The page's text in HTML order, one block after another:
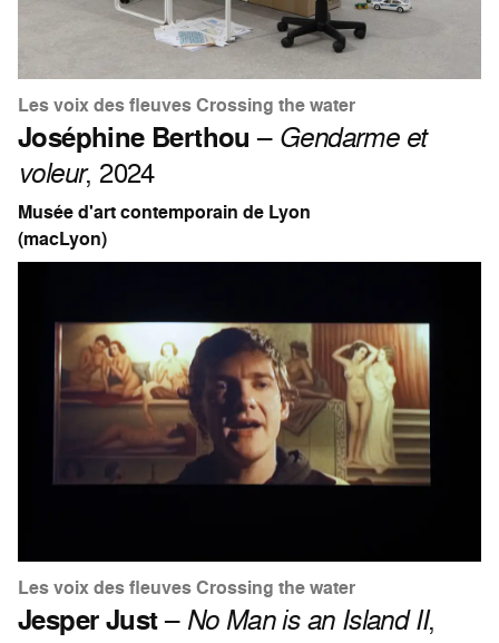
Les voix des fleuves Crossing the water
Joséphine Berthou – Gendarme et
voleur, 2024
Musée d'art contemporain de Lyon
(macLyon)
Les voix des fleuves Crossing the water
Jesper Just– No Man is an Island II,